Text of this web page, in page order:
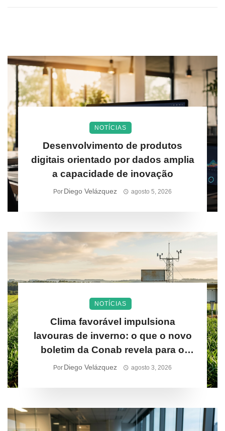
NOTÍCIAS
Desenvolvimento de produtos
digitais orientado por dados amplia
a capacidade de inovação
Por Diego Velázquez agosto 5, 2026
NOTÍCIAS
Clima favorável impulsiona
lavouras de inverno: o que o novo
boletim da Conab revela para o
produtor rural
Por Diego Velázquez agosto 3, 2026